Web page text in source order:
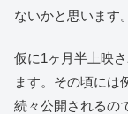
ないかと思います。
仮に1ヶ月半上映
ます。その頃には
続々公開されるの